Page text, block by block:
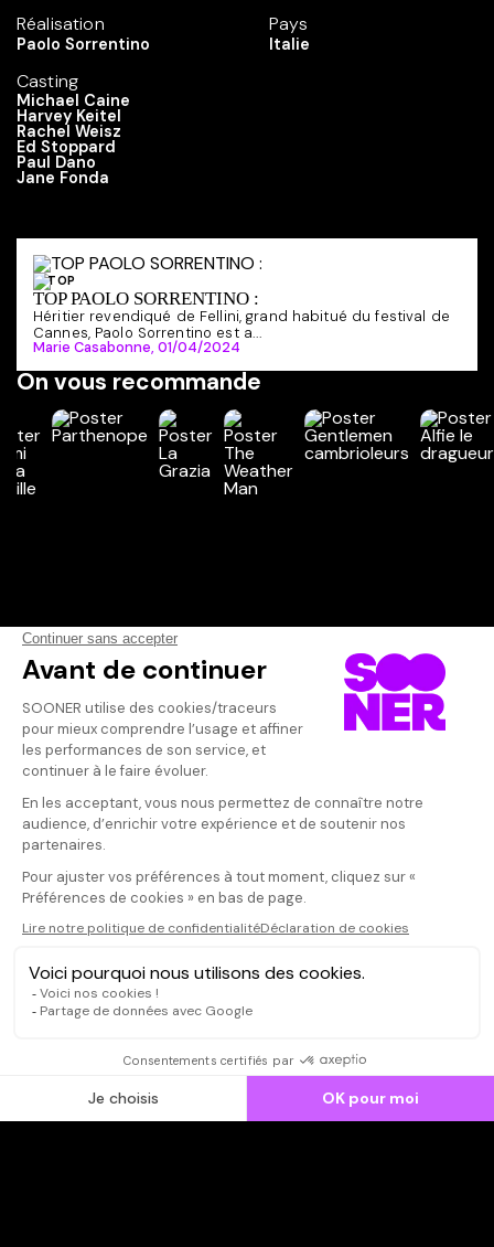
Réalisation
Paolo Sorrentino
Casting
Michael Caine
Harvey Keitel
Rachel Weisz
Ed Stoppard
Paul Dano
Jane Fonda
Pays
Italie
TOP
TOP PAOLO SORRENTINO :
Héritier revendiqué de Fellini, grand habitué du festival de
Cannes, Paolo Sorrentino est a...
Marie Casabonne, 01/04/2024
On vous recommande
Vos avis
Donnez votre avis
Votre note
Votre commentaire
Il faut vous connecter pour
publier un avis
CONNEXION
Atmosphère
vues et
bons
philosophie
Qui sommes-nous ?